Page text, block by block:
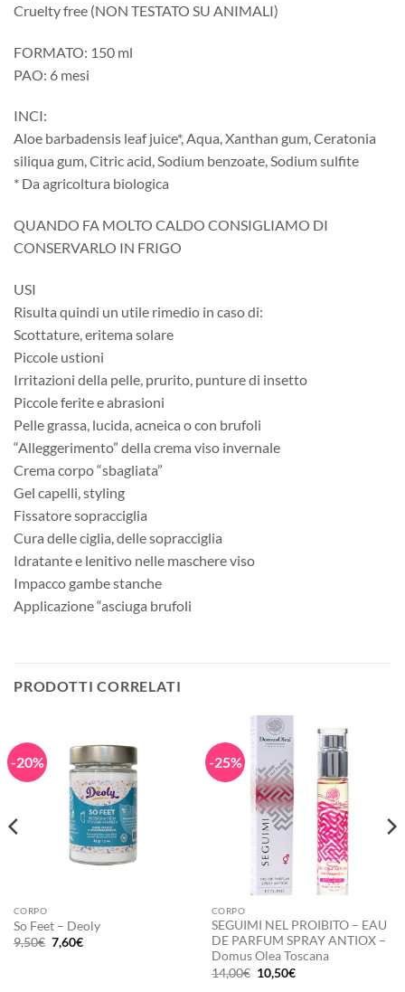
Cruelty free (NON TESTATO SU ANIMALI)
FORMATO: 150 ml
PAO: 6 mesi
INCI:
Aloe barbadensis leaf juice*, Aqua, Xanthan gum, Ceratonia
siliqua gum, Citric acid, Sodium benzoate, Sodium sulfite
* Da agricoltura biologica
QUANDO FA MOLTO CALDO CONSIGLIAMO DI
CONSERVARLO IN FRIGO
USI
Risulta quindi un utile rimedio in caso di:
Scottature, eritema solare
Piccole ustioni
Irritazioni della pelle, prurito, punture di insetto
Piccole ferite e abrasioni
Pelle grassa, lucida, acneica o con brufoli
“Alleggerimento” della crema viso invernale
Crema corpo “sbagliata”
Gel capelli, styling
Fissatore sopracciglia
Cura delle ciglia, delle sopracciglia
Idratante e lenitivo nelle maschere viso
Impacco gambe stanche
Applicazione “asciuga brufoli
PRODOTTI CORRELATI
-20%
CORPO
So Feet – Deoly
9,50€ Il
prezzo
7,60€Il
-25%
CORPO
SEGUIMI NEL PROIBITO – EAU
DE PARFUM SPRAY ANTIOX –
Domus Olea Toscana
14,00€ Il
prezzo
10,50€Il